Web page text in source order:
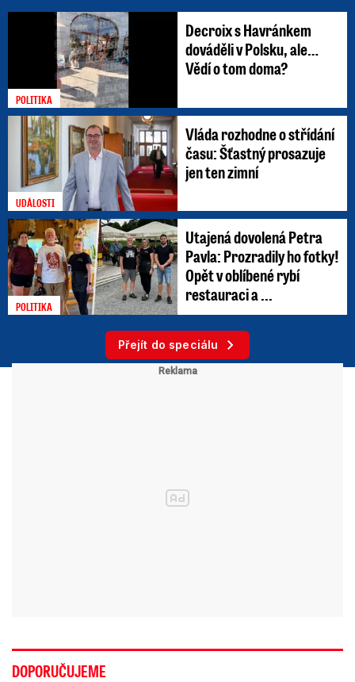
POLITIKA
Decroix s Havránkem
dováděli v Polsku, ale…
Vědí o tom doma?
UDÁLOSTI
Vláda rozhodne o střídání
času: Šťastný prosazuje
jen ten zimní
POLITIKA
Utajená dovolená Petra
Pavla: Prozradily ho fotky!
Opět v oblíbené rybí
restauraci a ...
Přejít do speciálu
DOPORUČUJEME